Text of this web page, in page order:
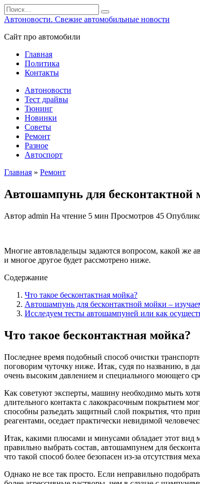
Перейти
к
Search
for:
Автоновости. Свежие автомобильные новости
Сайт про автомобили
Главная
Политика
Контакты
Автоновости
Тест драйвы
Тюнинг
Новинки
Советы
Ремонт
Разное
Автоспорт
Главная » Ремонт
Автошампунь для бесконтактной
Автор admin На чтение 5 мин Просмотров 45
Многие автовладельцы задаются вопросом, какой же
и многое другое будет рассмотрено ниже.
Содержание
Что такое бесконтактная мойка?
Автошампунь для бесконтактной мойки –
Исследуем тесты автошампуней или как
Что такое бесконтактная мойка?
Последнее время подобный способ очистки
поговорим чуточку ниже. Итак, судя по названию, в
очень высоким давлением и специального моющего
Как советуют эксперты, машину необходимо мыть
длительного контакта с лакокрасочным покрытием
способны разъедать защитный слой покрытия, что
реагентами, оседает практически невидимой
Итак, какими плюсами и минусами обладает этот вид
правильно выбрать состав, автошампунем для
что такой способ более безопасен из-за отсутствия
Однако не все так просто. Если неправильно